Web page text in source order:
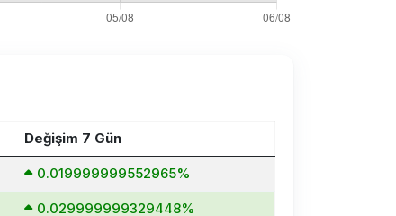
Değişim 7 Gün
0.019999999552965%
0.029999999329448%